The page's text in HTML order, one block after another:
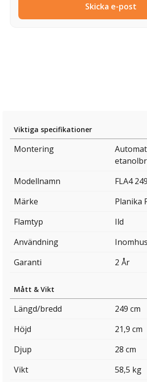
Skicka e-post
Viktiga specifikationer
Montering
Modellnamn
FLA4
Märke
Planika
Flamtyp
Ild
Användning
Inomhus
Garanti
2 År
Mått & Vikt
Längd/bredd
249 cm
Höjd
21,9 cm
Djup
28 cm
Vikt
58,5 kg